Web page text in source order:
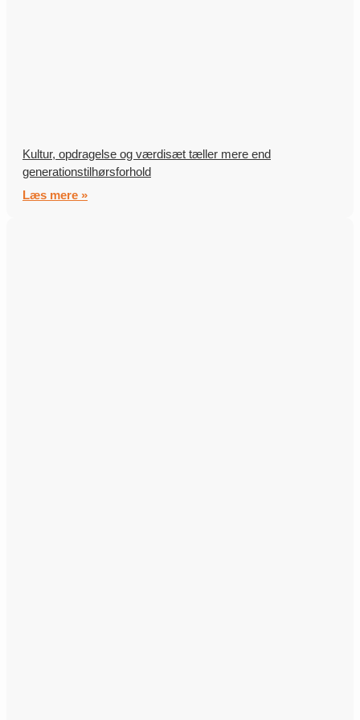
Kultur, opdragelse og værdisæt tæller mere end
generationstilhørsforhold
Læs mere »